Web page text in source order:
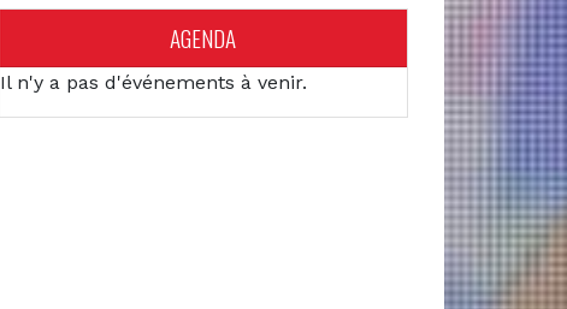
AGENDA
Il n'y a pas d'événements à venir.